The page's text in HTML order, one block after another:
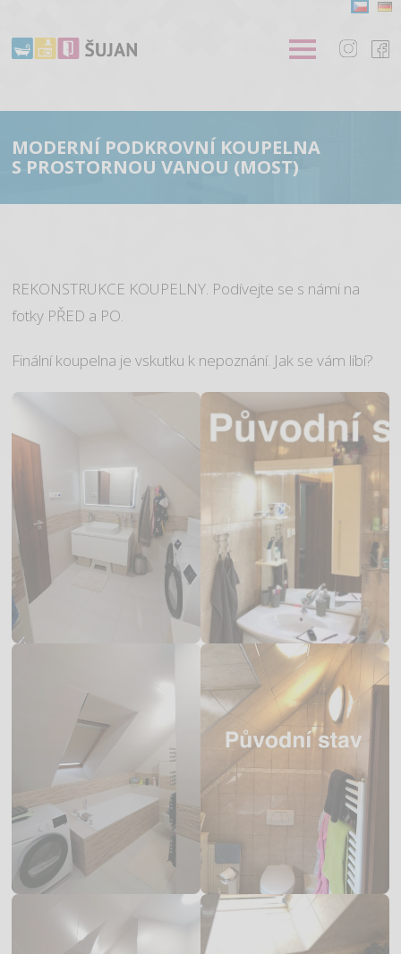
MODERNÍ PODKROVNÍ KOUPELNA
S PROSTORNOU VANOU (MOST)
REKONSTRUKCE KOUPELNY. Podívejte se s námi na
fotky PŘED a PO.
Finální koupelna je vskutku k nepoznání. Jak se vám líbí?